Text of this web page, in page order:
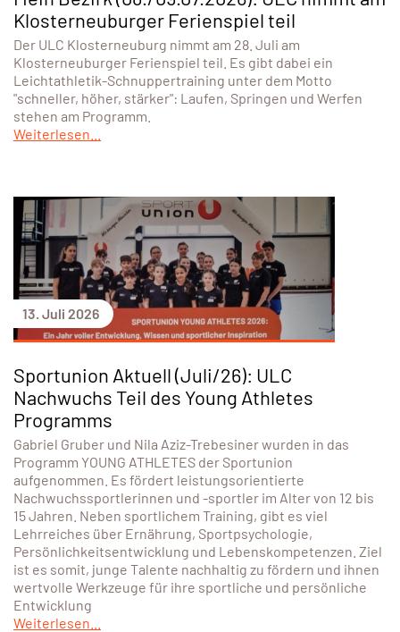
Klosterneuburger Ferienspiel teil
Der ULC Klosterneuburg nimmt am 28. Juli am
Klosterneuburger Ferienspiel teil. Es gibt dabei ein
Leichtathletik-Schnuppertraining unter dem Motto
"schneller, höher, stärker": Laufen, Springen und Werfen
stehen am Programm.
Weiterlesen...
13. Juli 2026
Sportunion Aktuell (Juli/26): ULC
Nachwuchs Teil des Young Athletes
Programms
Gabriel Gruber und Nila Aziz-Trebesiner wurden in das
Programm YOUNG ATHLETES der Sportunion
aufgenommen. Es fördert leistungsorientierte
Nachwuchssportlerinnen und -sportler im Alter von 12 bis
15 Jahren. Neben sportlichem Training, gibt es viel
Lehrreiches über Ernährung, Sportpsychologie,
Persönlichkeitsentwicklung und Lebenskompetenzen. Ziel
ist es somit, junge Talente nachhaltig zu fördern und ihnen
wertvolle Werkzeuge für ihre sportliche und persönliche
Entwicklung
Weiterlesen...